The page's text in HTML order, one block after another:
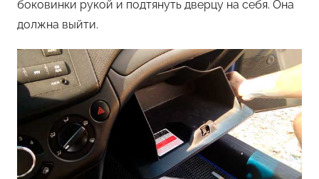
боковинки рукой и подтянуть дверцу на себя. Она
должна выйти.